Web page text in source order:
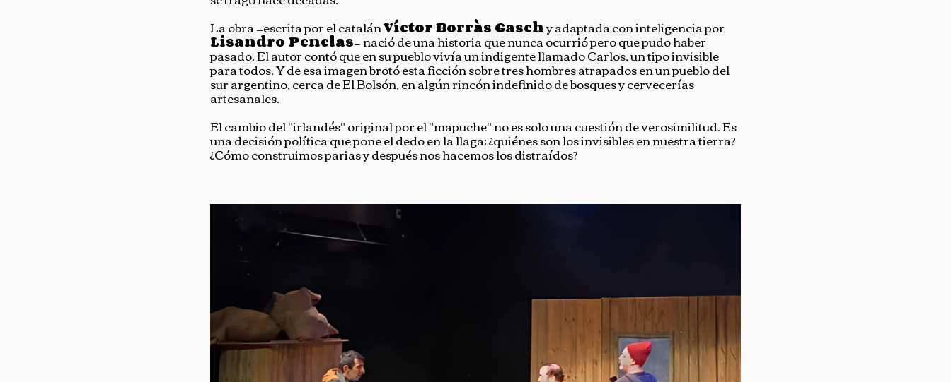
La obra —escrita por el catalánVíctor Borràs Gaschy adaptada con inteligencia por
Lisandro Penelas— nació de una historia que nunca ocurrió pero que pudo haber
pasado. El autor contó que en su pueblo vivía un indigente llamado Carlos, un tipo invisible
para todos. Y de esa imagen brotó esta ficción sobre tres hombres atrapados en un pueblo del
sur argentino, cerca de El Bolsón, en algún rincón indefinido de bosques y cervecerías
artesanales.
El cambio del "irlandés" original por el "mapuche" no es solo una cuestión de verosimilitud. Es
una decisión política que pone el dedo en la llaga: ¿quiénes son los invisibles en nuestra tierra?
¿Cómo construimos parias y después nos hacemos los distraídos?